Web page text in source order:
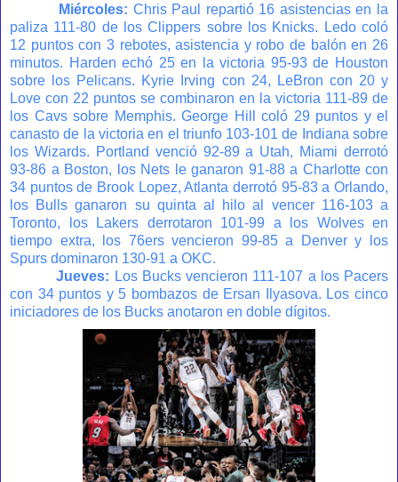
Miércoles: Chris Paul repartió 16 asistencias en la
paliza 111-80 de los Clippers sobre los Knicks. Ledo coló
12 puntos con 3 rebotes, asistencia y robo de balón en 26
minutos. Harden echó 25 en la victoria 95-93 de Houston
sobre los Pelicans. Kyrie Irving con 24, LeBron con 20 y
Love con 22 puntos se combinaron en la victoria 111-89 de
los Cavs sobre Memphis. George Hill coló 29 puntos y el
canasto de la victoria en el triunfo 103-101 de Indiana sobre
los Wizards. Portland venció 92-89 a Utah, Miami derrotó
93-86 a Boston, los Nets le ganaron 91-88 a Charlotte con
34 puntos de Brook Lopez, Atlanta derrotó 95-83 a Orlando,
los Bulls ganaron su quinta al hilo al vencer 116-103 a
Toronto, los Lakers derrotaron 101-99 a los Wolves en
tiempo extra, los 76ers vencieron 99-85 a Denver y los
Spurs dominaron 130-91 a OKC.
Jueves: Los Bucks vencieron 111-107 a los Pacers
con 34 puntos y 5 bombazos de Ersan Ilyasova. Los cinco
iniciadores de los Bucks anotaron en doble dígitos.